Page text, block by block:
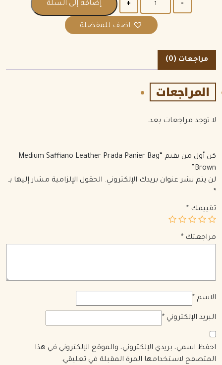
إضافة إلى السلة
اضف للمفضلة
مراجعات (0)
المراجعات
لا توجد مراجعات بعد.
كن أول من يقيم “Medium Saffiano Leather Prada Panier Bag
Brown”
لن يتم نشر عنوان بريدك الإلكتروني. الحقول الإلزامية مشار إليها بـ
*
تقييمك *
مراجعتك *
الاسم *
البريد الإلكتروني *
احفظ اسمي، بريدي الإلكتروني، والموقع الإلكتروني في هذا
المتصفح لاستخدامها المرة المقبلة في تعليقي.